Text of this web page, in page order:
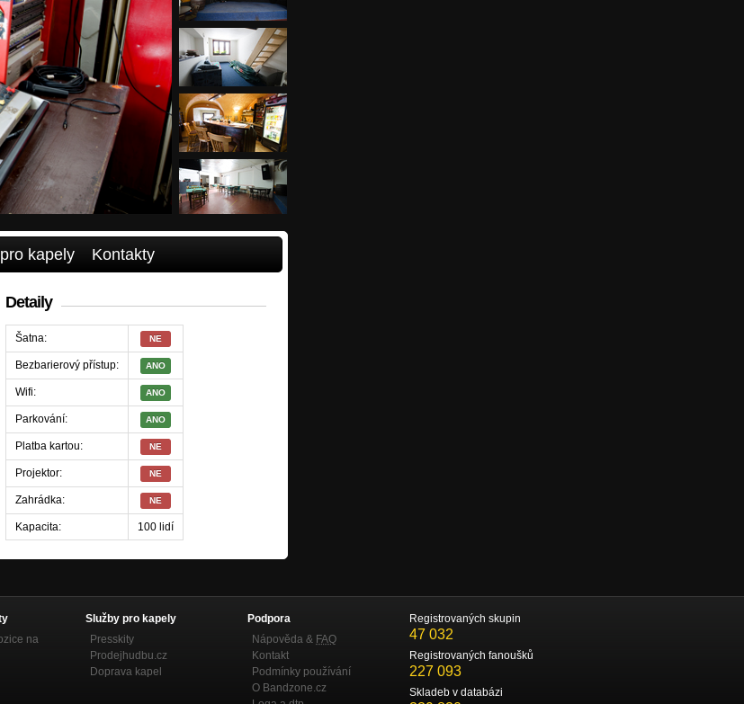
kapely Kontakty
Detaily
Šatna: NE
Bezbarierový přístup: ANO
Wifi: ANO
Parkování: ANO
Platba kartou: NE
Projektor: NE
Zahrádka: NE
Kapacita: 100 lidí
na
Služby pro kapely
Presskity
Prodejhudbu.cz
Doprava kapel
Podpora
Nápověda & FAQ
Kontakt
Podmínky používání
O Bandzone.cz
Registrovaných skupin
47 032
Registrovaných fanoušků
227 093
Skladeb v databázi